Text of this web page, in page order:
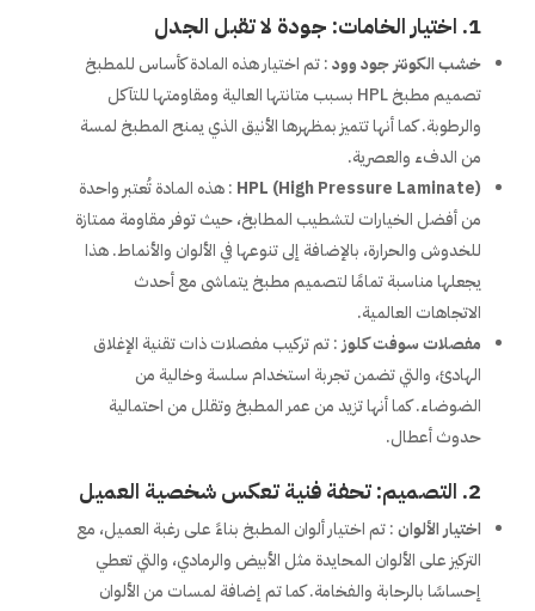
1. اختيار الخامات: جودة لا تقبل الجدل
خشب الكونتر جود وود: تم اختيار هذه المادة كأساس للمطبخ
تصميم مطبخ HPL بسبب متانتها العالية ومقاومتها للتآكل
والرطوبة. كما أنها تتميز بمظهرها الأنيق الذي يمنح المطبخ لمسة
من الدفء والعصرية.
HPL (High Pressure Laminate) : هذه المادة تُعتبر واحدة
من أفضل الخيارات لتشطيب المطابخ، حيث توفر مقاومة ممتازة
للخدوش والحرارة، بالإضافة إلى تنوعها في الألوان والأنماط. هذا
يجعلها مناسبة تمامًا لتصميم مطبخ يتماشى مع أحدث
الاتجاهات العالمية.
مفصلات سوفت كلوز: تم تركيب مفصلات ذات تقنية الإغلاق
الهادئ، والتي تضمن تجربة استخدام سلسة وخالية من
الضوضاء. كما أنها تزيد من عمر المطبخ وتقلل من احتمالية
حدوث أعطال.
2. التصميم: تحفة فنية تعكس شخصية العميل
اختيار الألوان: تم اختيار ألوان المطبخ بناءً على رغبة العميل، مع
التركيز على الألوان المحايدة مثل الأبيض والرمادي، والتي تعطي
إحساسًا بالرحابة والفخامة. كما تم إضافة لمسات من الألوان